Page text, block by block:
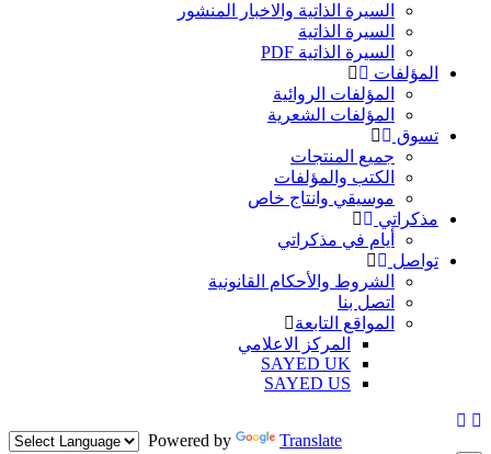
السيرة الذاتية والاخبار المنشور
السيرة الذاتية
السيرة الذاتية PDF
المؤلفات
المؤلفات الروائية
المؤلفات الشعرية
تسوق
جميع المنتجات
الكتب والمؤلفات
موسيقي وانتاج خاص
مذكراتي
أيام في مذكراتي
تواصل
الشروط والأحكام القانونية
اتصل بنا
المواقع التابعة
المركز الاعلامي
SAYED UK
SAYED US
Powered by Translate